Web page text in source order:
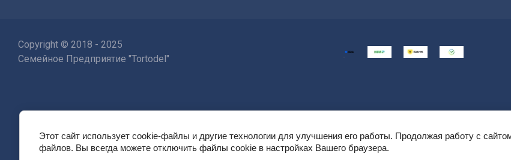
Copyright © 2018 - 2025
Семейное Предприятие "Tortodel"
Этот сайт использует cookie-файлы и другие технологии для улучшения его работы. Продолжая работу с
файлов. Вы всегда можете отключить файлы cookie в настройках Вашего браузера.